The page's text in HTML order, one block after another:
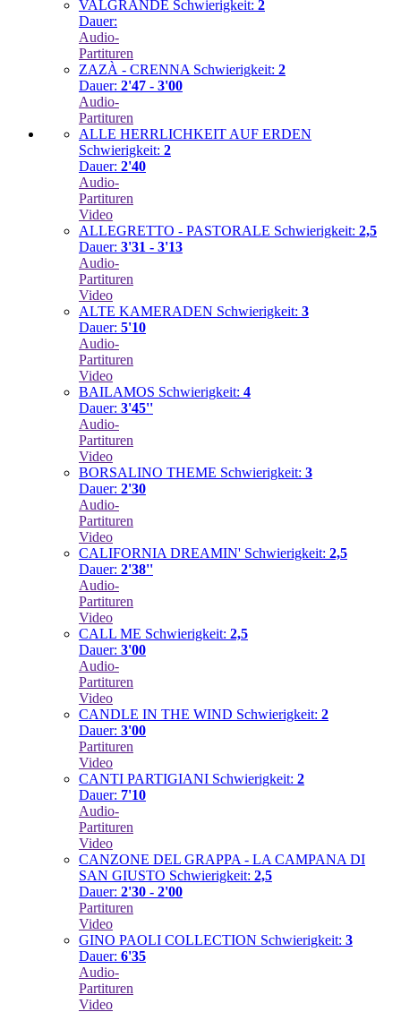
VALGRANDE Schwierigkeit: 2
Dauer:
Audio-
Partituren
ZAZÀ - CRENNA Schwierigkeit: 2
Dauer: 2'47 - 3'00
Audio-
Partituren
ALLE HERRLICHKEIT AUF ERDEN
Schwierigkeit: 2
Dauer: 2'40
Audio-
Partituren
Video
ALLEGRETTO - PASTORALE Schwierigkeit: 2,5
Dauer: 3'31 - 3'13
Audio-
Partituren
Video
ALTE KAMERADEN Schwierigkeit: 3
Dauer: 5'10
Audio-
Partituren
Video
BAILAMOS Schwierigkeit: 4
Dauer: 3'45''
Audio-
Partituren
Video
BORSALINO THEME Schwierigkeit: 3
Dauer: 2'30
Audio-
Partituren
Video
CALIFORNIA DREAMIN' Schwierigkeit: 2,5
Dauer: 2'38''
Audio-
Partituren
Video
CALL ME Schwierigkeit: 2,5
Dauer: 3'00
Audio-
Partituren
Video
CANDLE IN THE WIND Schwierigkeit: 2
Dauer: 3'00
Partituren
Video
CANTI PARTIGIANI Schwierigkeit: 2
Dauer: 7'10
Audio-
Partituren
Video
CANZONE DEL GRAPPA - LA CAMPANA DI
SAN GIUSTO Schwierigkeit: 2,5
Dauer: 2'30 - 2'00
Partituren
Video
GINO PAOLI COLLECTION Schwierigkeit: 3
Dauer: 6'35
Audio-
Partituren
Video